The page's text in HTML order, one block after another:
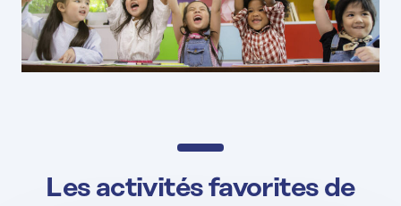
Les activités favorites de